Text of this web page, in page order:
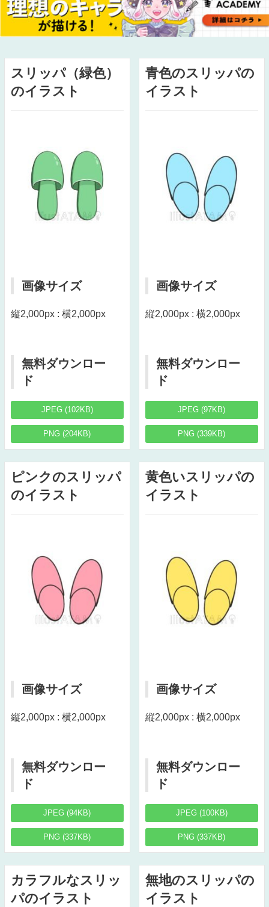
スリッパ（緑色）
のイラスト
画像サイズ
縦2,000px : 横2,000px
無料ダウンロー
ド
JPEG (102KB)
PNG (204KB)
青色のスリッパの
イラスト
画像サイズ
縦2,000px : 横2,000px
無料ダウンロー
ド
JPEG (97KB)
PNG (339KB)
ピンクのスリッパ
のイラスト
画像サイズ
縦2,000px : 横2,000px
無料ダウンロー
ド
JPEG (94KB)
PNG (337KB)
黄色いスリッパの
イラスト
画像サイズ
縦2,000px : 横2,000px
無料ダウンロー
ド
JPEG (100KB)
PNG (337KB)
カラフルなスリッ
パのイラスト
無地のスリッパの
イラスト